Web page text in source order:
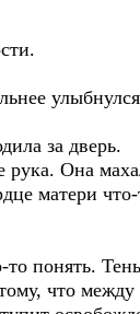
за дверь.
рука. Она
матери
понять.
что